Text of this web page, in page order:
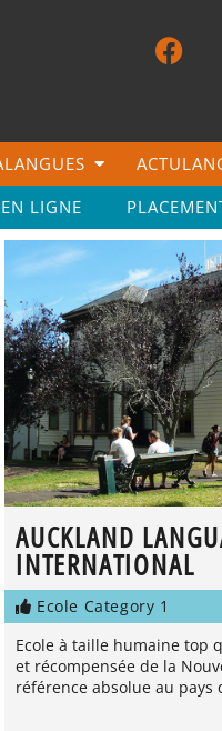
LIGNE
AUCKLAND
INTERNATIONAL
Ecole Category 1
Ecole à taille humaine top
et récompensée de la
référence absolue au pays